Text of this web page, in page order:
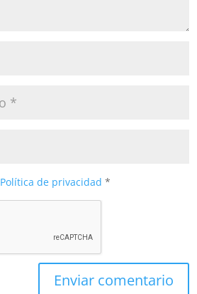
Política de privacidad*